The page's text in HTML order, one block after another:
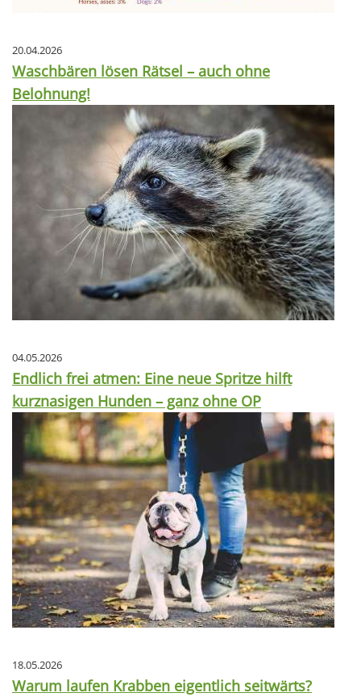
20.04.2026
Waschbären lösen Rätsel – auch ohne
Belohnung!
04.05.2026
Endlich frei atmen: Eine neue Spritze hilft
kurznasigen Hunden – ganz ohne OP
18.05.2026
Warum laufen Krabben eigentlich seitwärts?